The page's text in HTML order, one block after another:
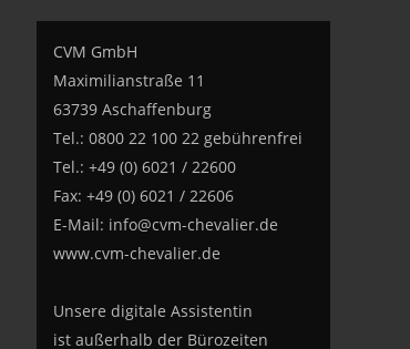
CVM GmbH
Maximilianstraße 11
63739 Aschaffenburg
Tel.: 0800 22 100 22 gebührenfrei
Tel.: +49 (0) 6021 / 22600
Fax: +49 (0) 6021 / 22606
E-Mail: info@cvm-chevalier.de
www.cvm-chevalier.de
Unsere digitale Assistentin
ist außerhalb der Bürozeiten